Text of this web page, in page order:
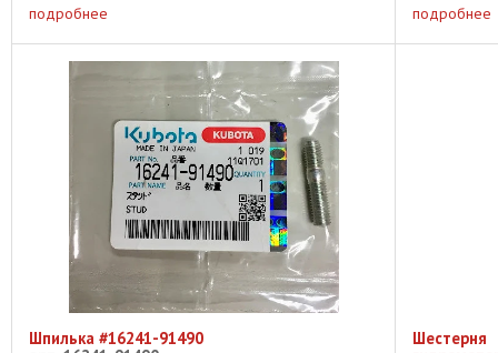
подробнее
подробнее
Шпилька #16241-91490